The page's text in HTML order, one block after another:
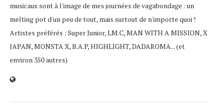
musicaux sont à l'image de mes journées de vagabondage : un
melting pot d'un peu de tout, mais surtout de n'importe quoi !
Artistes préférés : Super Junior, LM.C, MAN WITH A MISSION, X
JAPAN, MONSTA X, B.A.P, HIGHLIGHT, DADAROMA... (et
environ 350 autres)